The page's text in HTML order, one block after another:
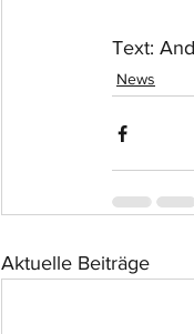
Text:
News
Aktuelle Beiträge